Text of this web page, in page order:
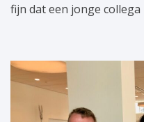
fijn dat een jonge collega